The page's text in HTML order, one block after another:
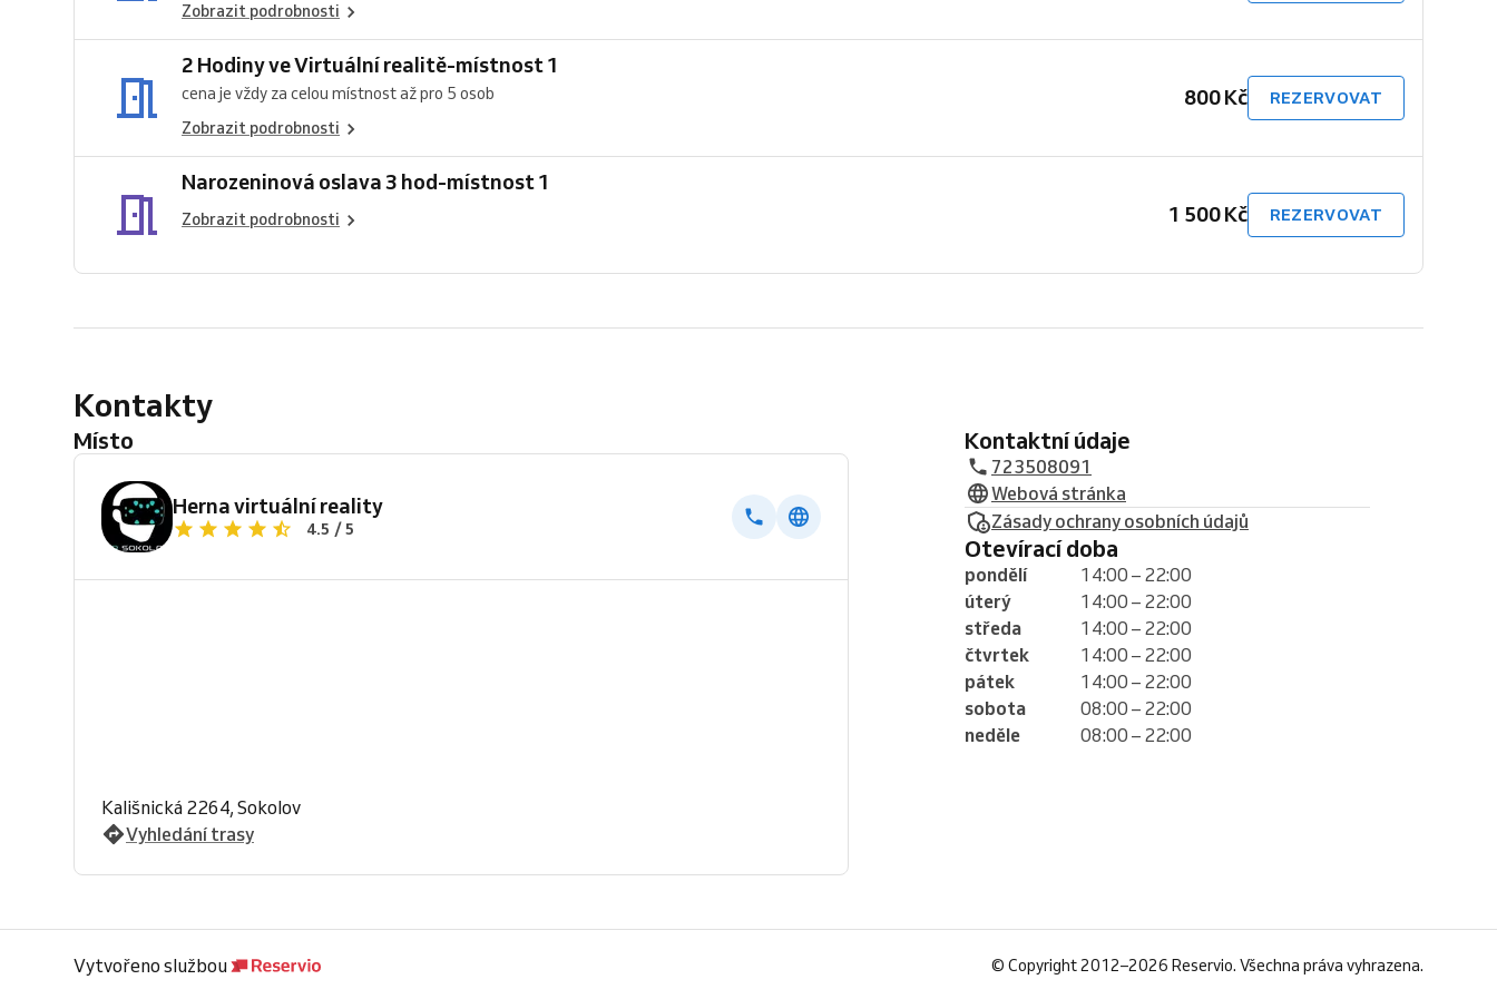
Zobrazit podrobnosti
2 Hodiny ve Virtuální realitě-místnost 1
cena je vždy za celou místnost až pro 5 osob
Zobrazit podrobnosti
800 Kč REZERVOVAT
Narozeninová oslava 3 hod-místnost 1
Zobrazit podrobnosti 1 500 Kč REZERVOVAT
Kontakty
Místo
Herna virtuální reality
4.5 / 5
Kališnická 2264, Sokolov
Vyhledání trasy
Kontaktní údaje
723508091
Webová stránka
Zásady ochrany osobních údajů
Otevírací doba
pondělí
14:00 – 22:00
úterý
14:00 – 22:00
středa
14:00 – 22:00
čtvrtek
14:00 – 22:00
pátek
14:00 – 22:00
sobota
08:00 – 22:00
neděle
08:00 – 22:00
Vytvořeno službou © Copyright 2012–2026 Reservio. Všechna práva vyhrazena.